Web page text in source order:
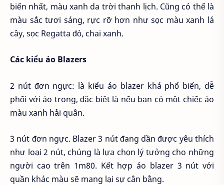
biến nhất, màu xanh da trời thanh lịch. Cũng có thể là
màu sắc tươi sáng, rực rỡ hơn như sọc màu xanh lá
cây, sọc Regatta đỏ, chai xanh.
Các kiểu áo Blazers
2 nút đơn ngực: là kiểu áo blazer khá phổ biến, dễ
phối với áo trong, đặc biệt là nếu bạn có một chiếc áo
màu xanh hải quân.
3 nút đơn ngực. Blazer 3 nút đang dần được yêu thích
như loại 2 nút, chúng là lựa chọn lý tưởng cho những
người cao trên 1m80. Kết hợp áo blazer 3 nút với
quần khác màu sẽ mang lại sự cân bằng.